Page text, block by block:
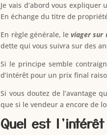
Je vais d’abord vous
En échange du titre de
En règle générale, leviager sur
dette qui vous suivra sur des
Si le principe semble
d’intérêt pour un prix final
Si vous doutez de l’avantage
que si le vendeur a encore de
Quel est